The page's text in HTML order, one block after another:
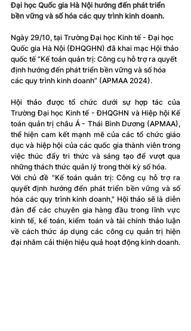
Đại học Quốc gia Hà Nội hướng đến phát triển
bền vững và số hóa các quy trình kinh doanh.
Ngày 29/10, tại Trường Đại học Kinh tế - Đại học
Quốc gia Hà Nội (ĐHQGHN) đã khai mạc Hội thảo
quốc tế “Kế toán quản trị: Công cụ hỗ trợ ra quyết
định hướng đến phát triển bền vững và số hóa
các quy trình kinh doanh” (APMAA 2024).
Hội thảo được tổ chức dưới sự hợp tác của
Trường Đại học Kinh tế - ĐHQGHN và Hiệp hội Kế
toán quản trị châu Á - Thái Bình Dương (APMAA),
thể hiện cam kết mạnh mẽ của các tổ chức giáo
dục và hiệp hội của các quốc gia thành viên trong
việc thúc đẩy tri thức và sáng tạo để vượt qua
những thách thức quản lý trong thời kỳ số hóa.
Với chủ đề "Kế toán quản trị: Công cụ hỗ trợ ra
quyết định hướng đến phát triển bền vững và số
hóa các quy trình kinh doanh," Hội thảo sẽ là diễn
đàn để các chuyên gia hàng đầu trong lĩnh vực
kinh tế, kế toán, kiểm toán và tài chính thảo luận
về cách thức áp dụng các công cụ quản trị hiện
đại nhằm cải thiện hiệu quả hoạt động kinh doanh.